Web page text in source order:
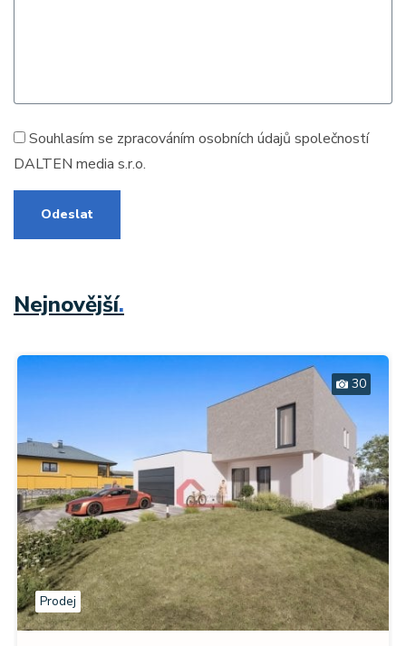
Souhlasím se zpracováním osobních údajů společností
DALTEN media s.r.o.
Odeslat
Nejnovější.
30
Prodej